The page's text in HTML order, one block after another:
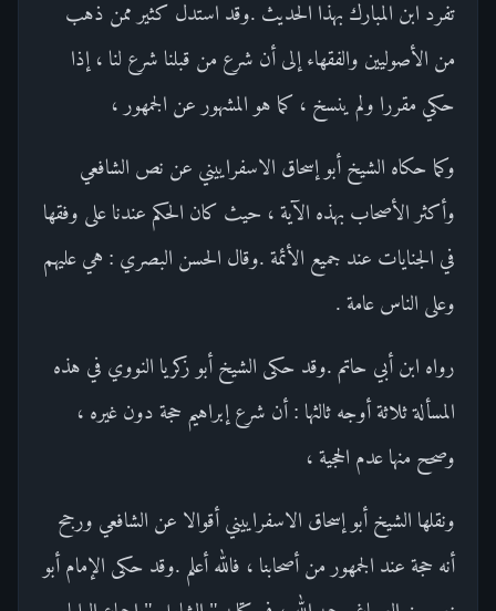
تفرد ابن المبارك بهذا الحديث .وقد استدل كثير ممن ذهب
من الأصوليين والفقهاء إلى أن شرع من قبلنا شرع لنا ، إذا
حكي مقررا ولم ينسخ ، كما هو المشهور عن الجمهور ،
وكما حكاه الشيخ أبو إسحاق الاسفراييني عن نص الشافعي
وأكثر الأصحاب بهذه الآية ، حيث كان الحكم عندنا على وفقها
في الجنايات عند جميع الأئمة .وقال الحسن البصري : هي عليهم
وعلى الناس عامة .
رواه ابن أبي حاتم .وقد حكى الشيخ أبو زكريا النووي في هذه
المسألة ثلاثة أوجه ثالثها : أن شرع إبراهيم حجة دون غيره ،
وصحح منها عدم الحجية ،
ونقلها الشيخ أبو إسحاق الاسفراييني أقوالا عن الشافعي ورجح
أنه حجة عند الجمهور من أصحابنا ، فالله أعلم .وقد حكى الإمام أبو